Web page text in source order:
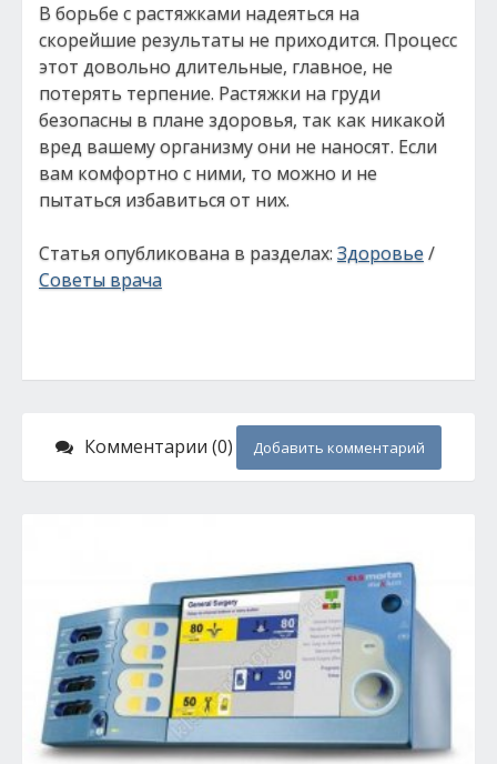
В борьбе с растяжками надеяться на
скорейшие результаты не приходится. Процесс
этот довольно длительные, главное, не
потерять терпение. Растяжки на груди
безопасны в плане здоровья, так как никакой
вред вашему организму они не наносят. Если
вам комфортно с ними, то можно и не
пытаться избавиться от них.
Статья опубликована в разделах: Здоровье/
Советы врача
Комментарии (0) Добавить комментарий